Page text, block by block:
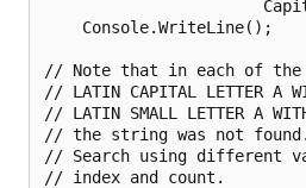
    Console.WriteLine();
// Note that in each of
// LATIN CAPITAL LETTER
// LATIN SMALL LETTER A
// the string was not found.
// Search using different
// index and count.